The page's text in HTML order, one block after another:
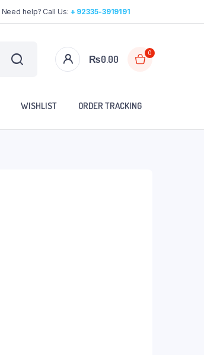
Need help? Call Us: + 92335-3919191
₨0.00
0
WISHLIST ORDER TRACKING